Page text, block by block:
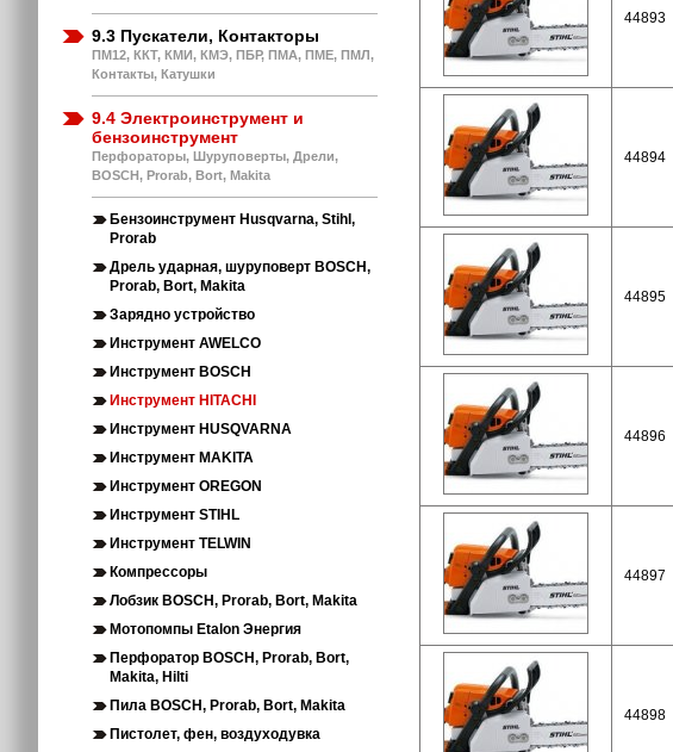
9.3 Пускатели, Контакторы
ПМ12, ККТ, КМИ, КМЭ, ПБР, ПМА, ПМЕ, ПМЛ,
Контакты, Катушки
9.4 Электроинструмент и
бензоинструмент
Перфораторы, Шуруповерты, Дрели,
BOSCH, Prorab, Bort, Makita
Бензоинструмент Husqvarna, Stihl,
Prorab
Дрель ударная, шуруповерт BOSCH,
Prorab, Bort, Makita
Зарядно устройство
Инструмент AWELCO
Инструмент BOSCH
Инструмент HITACHI
Инструмент HUSQVARNA
Инструмент MAKITA
Инструмент OREGON
Инструмент STIHL
Инструмент TELWIN
Компрессоры
Лобзик BOSCH, Prorab, Bort, Makita
Мотопомпы Etalon Энергия
Перфоратор BOSCH, Prorab, Bort,
Makita, Hilti
Пила BOSCH, Prorab, Bort, Makita
Пистолет, фен, воздуходувка
44893
44894
44895
44896
44897
44898